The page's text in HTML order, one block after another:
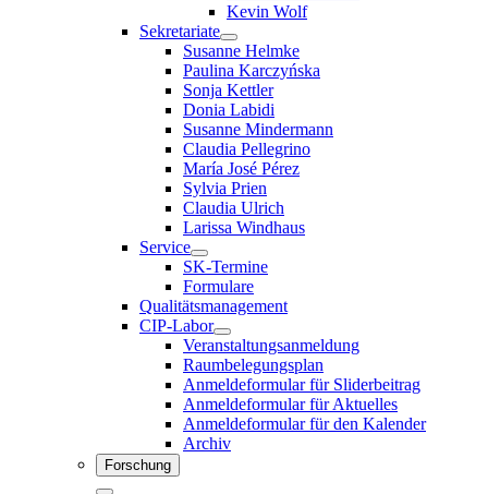
Kevin Wolf
Sekretariate
Susanne Helmke
Paulina Karczyńska
Sonja Kettler
Donia Labidi
Susanne Mindermann
Claudia Pellegrino
María José Pérez
Sylvia Prien
Claudia Ulrich
Larissa Windhaus
Service
SK-Termine
Formulare
Qualitätsmanagement
CIP-Labor
Veranstaltungsanmeldung
Raumbelegungsplan
Anmeldeformular für Sliderbeitrag
Anmeldeformular für Aktuelles
Anmeldeformular für den Kalender
Archiv
Forschung